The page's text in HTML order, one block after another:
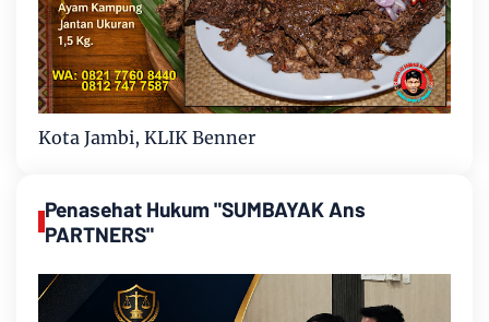
Kota Jambi, KLIK Benner
Penasehat Hukum "SUMBAYAK Ans
PARTNERS"